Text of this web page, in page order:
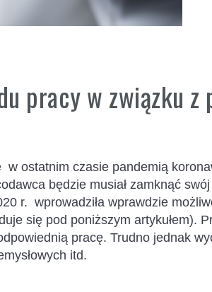
pracy w związku z
ostatnim czasie pandemią
będzie musiał zamknąć swój
r. wprowadziła wprawdzie
się pod poniższym artykułem).
pracę. Trudno jednak
itd.